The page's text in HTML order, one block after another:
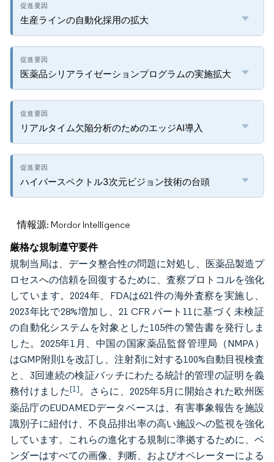
生産ラインの自動化採用の拡大
医薬品シリアライゼーションプログラムの実施拡大
リアルタイム欠陥分析のためのエッジAI導入
ハイパースペクトル3次元ビジョン技術の台頭
情報源: Mordor Intelligence
厳格な規制遵守要件
規制当局は、データ整合性の問題に対処し、医薬品製造プ
ロセスへの信頼を回復するために、査察プロトコルを強化
しています。2024年、FDAは621件の海外査察を実施し、
2023年比で28%増加し、21 CFR パート11に基づく未検証
の自動化システムを対象とした105件の警告書を発行しま
した。2025年1月、中国の国家薬品監督管理局（NMPA）
はGMP附則1を改訂し、注射剤に対する100%自動目視検査
と、3回連続の検証バッチにわたる統計的管理の証明を義
務付けました[1]。さらに、2025年5月に開始された欧州医
薬品庁のEUDAMEDデータベースは、有害事象報告を施設
識別子に紐付け、不良品排出率の高い施設への監視を強化
しています。これらの進化する規制に準拠するために、ベ
ンダーはすべての画像、判断、およびオペレーターによる